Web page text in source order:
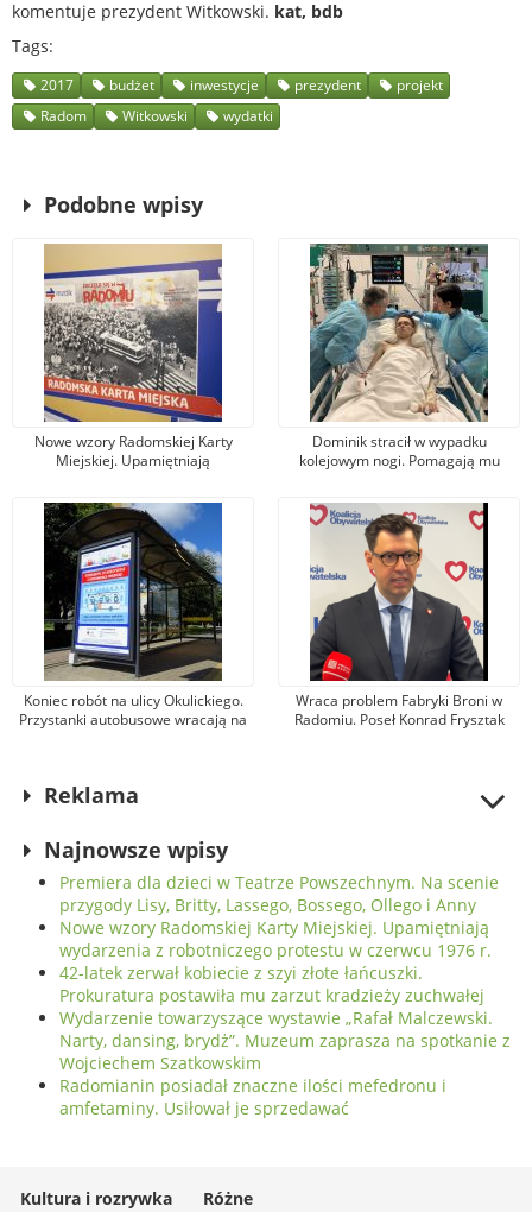
komentuje prezydent Witkowski. kat, bdb
Tags
2017 budżet inwestycje prezydent
projekt
Radom
Witkowski wydatki
Podobne wpisy
Nowe wzory Radomskiej Karty
Miejskiej. Upamiętniają
protestu w czerwcu 1976 r.
Dominik stracił w wypadku
kolejowym nogi. Pomagają mu
przekazał na leczenie 100 tys. zł!
Koniec robót na ulicy Okulickiego.
Przystanki autobusowe wracają na
Wraca problem Fabryki Broni w
Radomiu. Poseł Konrad Frysztak
Reklama
Najnowsze wpisy
Premiera dla dzieci w Teatrze Powszechnym. Na scenie
przygody Lisy, Britty, Lassego, Bossego, Ollego i Anny
Nowe wzory Radomskiej Karty Miejskiej. Upamiętniają
wydarzenia z robotniczego protestu w czerwcu 1976 r.
42-latek zerwał kobiecie z szyi złote łańcuszki.
Prokuratura postawiła mu zarzut kradzieży zuchwałej
Wydarzenie towarzyszące wystawie „Rafał Malczewski.
Narty, dansing, brydż”. Muzeum zaprasza na spotkanie z
Wojciechem Szatkowskim
Radomianin posiadał znaczne ilości mefedronu i
amfetaminy. Usiłował je sprzedawać
Kultura i rozrywka Różne